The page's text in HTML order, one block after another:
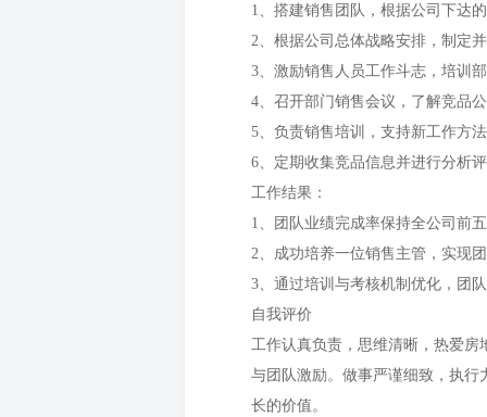
1、搭建销售团队，根据公司下达
2、根据公司总体战略安排，制定
3、激励销售人员工作斗志，培训
4、召开部门销售会议，了解竞品
5、负责销售培训，支持新工作方
6、定期收集竞品信息并进行分析
工作结果：
1、团队业绩完成率保持全公司前
2、成功培养一位销售主管，实现
3、通过培训与考核机制优化，团
自我评价
工作认真负责，思维清晰，热爱
与团队激励。做事严谨细致，执
长的价值。